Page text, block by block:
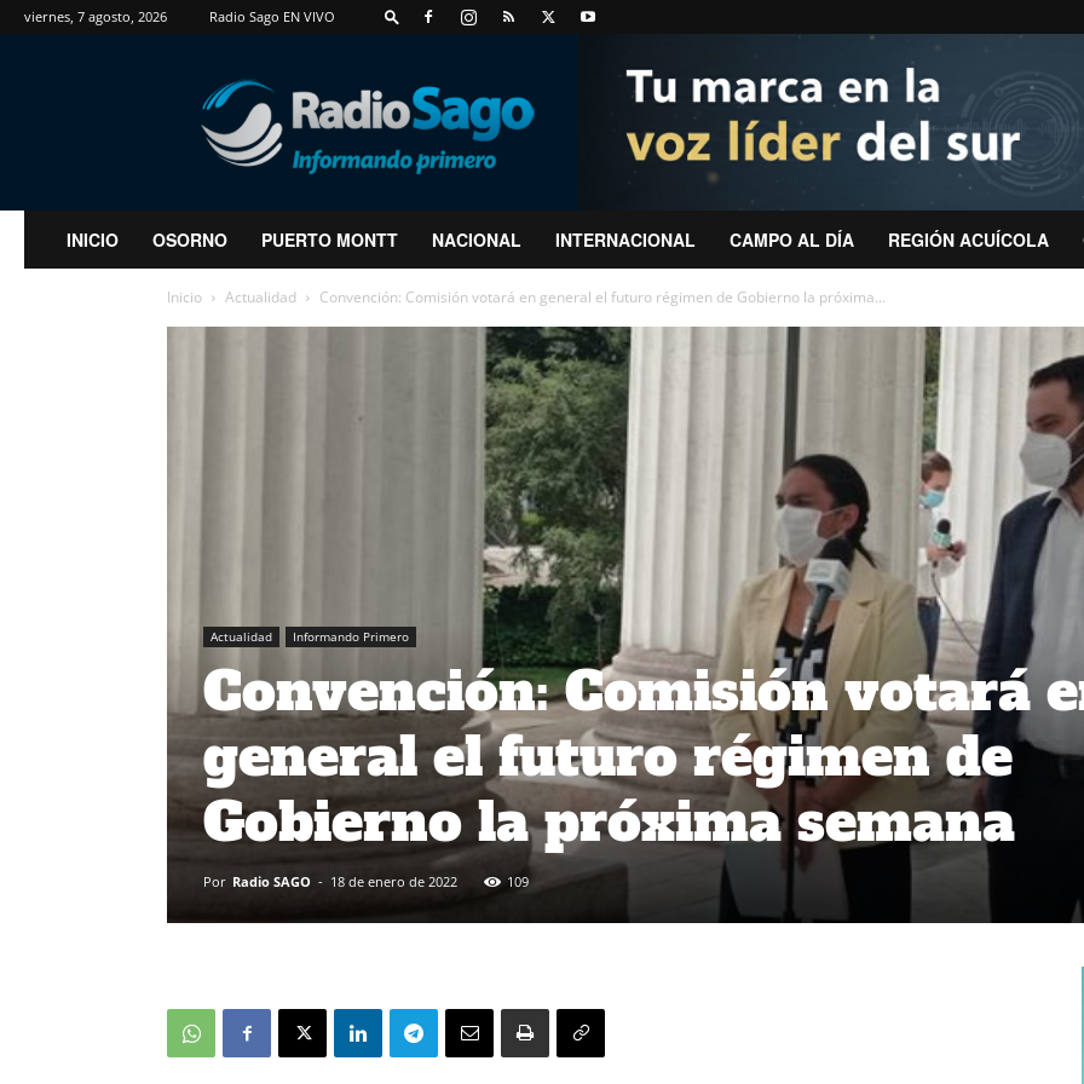
viernes, 7 agosto, 2026 Radio Sago EN VIVO
RadioSago
INICIO OSORNO PUERTO MONTT NACIONAL INTERNACIONAL CAMPO AL DÍA REGIÓN ACUÍCOLA
Inicio Actualidad Convención: Comisión votará en general el futuro régimen de Gobierno la próxima...
Actualidad Informando Primero
Convención: Comisión votará
general el futuro régimen de
Gobierno la próxima semana
Por Radio SAGO - 18 de enero de 2022 109